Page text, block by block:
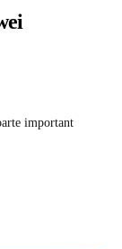
important